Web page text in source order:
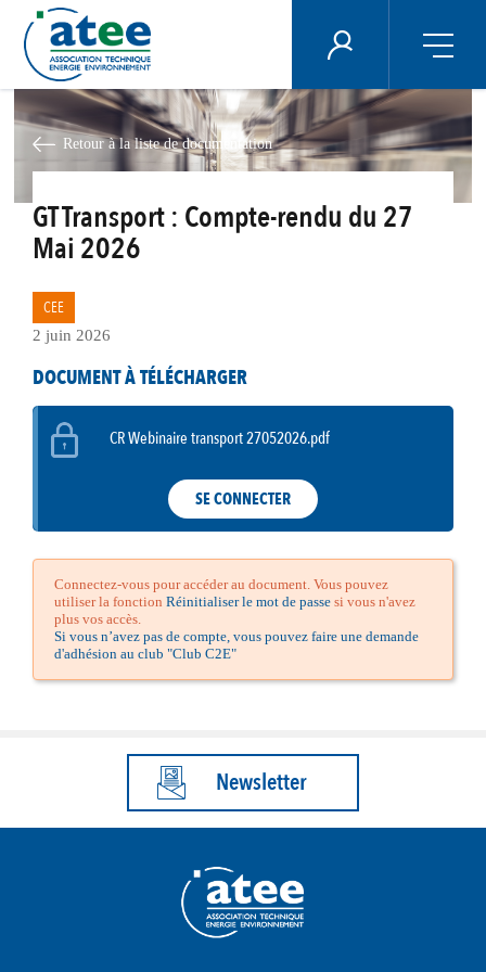
au
contenu
principal
ÉNERGIE PLUS
Retour à la liste de documentation
GT Transport : Compte-rendu du 27
Mai 2026
CEE
2 juin 2026
DOCUMENT À TÉLÉCHARGER
CR Webinaire transport 27052026.pdf
SE CONNECTER
Connectez-vous pour accéder au document. Vous pouvez
utiliser la fonction Réinitialiser le mot de passesi vous n'avez
plus vos accès.
Si vous n’avez pas de compte, vous pouvez faire une demande
d'adhésion au club "Club C2E"
Newsletter
Panneau de gestion des cookies